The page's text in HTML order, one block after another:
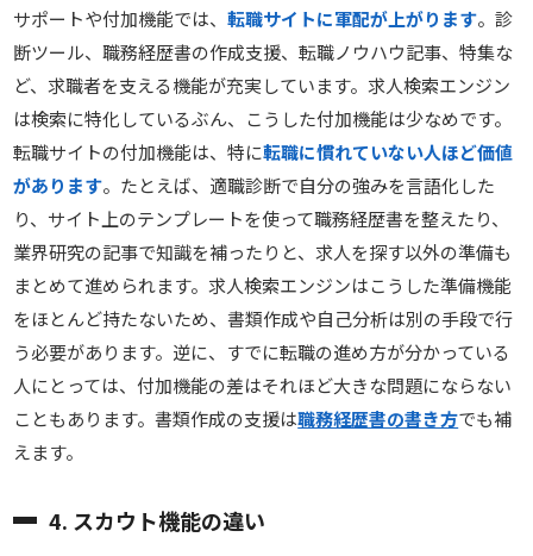
サポートや付加機能では、転職サイトに軍配が上がります。診
断ツール、職務経歴書の作成支援、転職ノウハウ記事、特集な
ど、求職者を支える機能が充実しています。求人検索エンジン
は検索に特化しているぶん、こうした付加機能は少なめです。
転職サイトの付加機能は、特に転職に慣れていない人ほど価値
があります。たとえば、適職診断で自分の強みを言語化した
り、サイト上のテンプレートを使って職務経歴書を整えたり、
業界研究の記事で知識を補ったりと、求人を探す以外の準備も
まとめて進められます。求人検索エンジンはこうした準備機能
をほとんど持たないため、書類作成や自己分析は別の手段で行
う必要があります。逆に、すでに転職の進め方が分かっている
人にとっては、付加機能の差はそれほど大きな問題にならない
こともあります。書類作成の支援は職務経歴書の書き方でも補
えます。
4. スカウト機能の違い